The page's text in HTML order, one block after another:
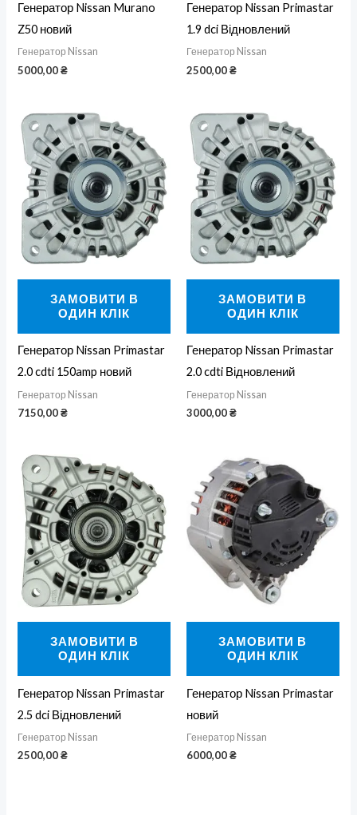
Генератор Nissan Murano
Z50 новий
Генератор Nissan
5000,00₴
Генератор Nissan Primastar
1.9 dci Відновлений
Генератор Nissan
2500,00₴
ЗАМОВИТИ В
ОДИН КЛІК
Генератор Nissan Primastar
2.0 cdti 150amp новий
Генератор Nissan
7150,00₴
ЗАМОВИТИ В
ОДИН КЛІК
Генератор Nissan Primastar
2.0 cdti Відновлений
Генератор Nissan
3000,00₴
ЗАМОВИТИ В
ОДИН КЛІК
Генератор Nissan Primastar
2.5 dci Відновлений
Генератор Nissan
2500,00₴
ЗАМОВИТИ В
ОДИН КЛІК
Генератор Nissan Primastar
новий
Генератор Nissan
6000,00₴